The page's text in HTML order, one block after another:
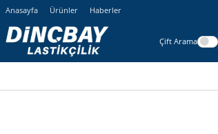
Anasayfa Ürünler Haberler
Çift Arama